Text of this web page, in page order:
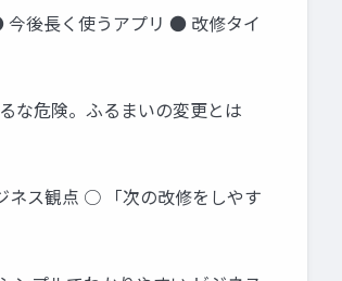
今後長く使うアプリ ● 改修タイ
な危険。ふるまいの変更とは
ス観点 ○ 「次の改修をしやす